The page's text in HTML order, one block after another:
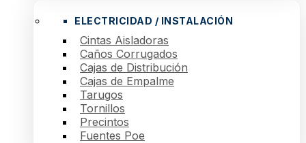
ELECTRICIDAD / INSTALACIÓN
Cintas Aisladoras
Caños Corrugados
Cajas de Distribución
Cajas de Empalme
Tarugos
Tornillos
Precintos
Fuentes Poe